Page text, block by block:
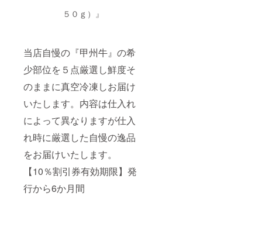
５０ｇ）』
当店自慢の『甲州牛』の希
少部位を５点厳選し鮮度そ
のままに真空冷凍しお届け
いたします。内容は仕入れ
によって異なりますが仕入
れ時に厳選した自慢の逸品
をお届けいたします。
【10％割引券有効期限】発
行から6か月間